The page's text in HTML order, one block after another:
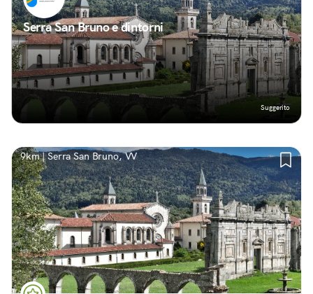
Serra San Bruno e dintorni
Suggerito
9km | Serra San Bruno, VV